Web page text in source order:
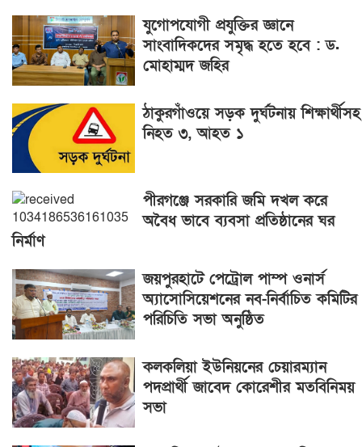
যুগোপযোগী প্রযুক্তির জ্ঞানে
সাংবাদিকদের সমৃদ্ধ হতে হবে : ড.
মোহাম্মদ জহির
ঠাকুরগাঁওয়ে সড়ক দুর্ঘটনায় শিক্ষার্থীসহ
নিহত ৩, আহত ১
পীরগঞ্জে সরকারি জমি দখল করে
অবৈধ ভাবে ব্যবসা প্রতিষ্ঠানের ঘর
নির্মাণ
জয়পুরহাটে পেট্রোল পাম্প ওনার্স
অ্যাসোসিয়েশনের নব-নির্বাচিত কমিটির
পরিচিতি সভা অনুষ্ঠিত
কলকলিয়া ইউনিয়নের চেয়ারম্যান
পদপ্রার্থী জাবেদ কোরেশীর মতবিনিময়
সভা